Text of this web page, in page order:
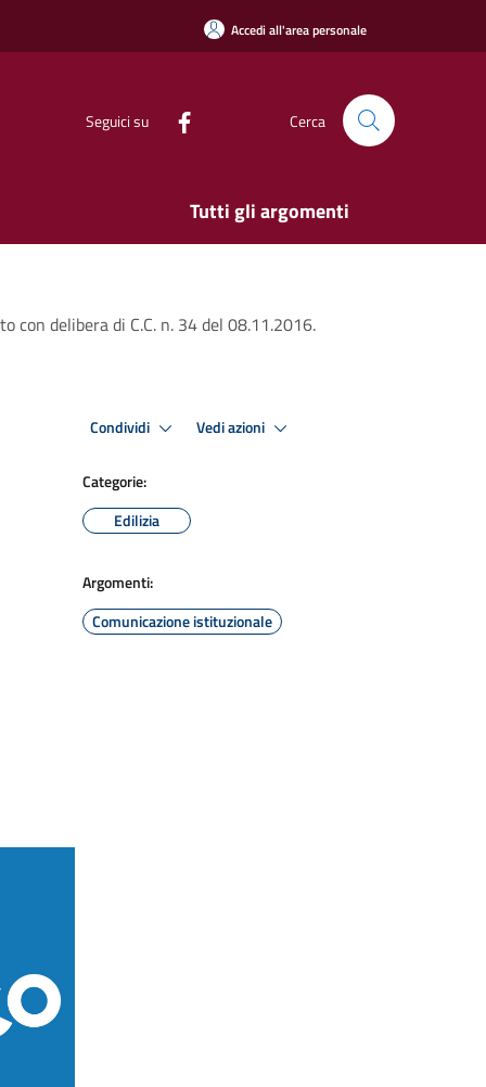
Accedi all'area personale
Seguici su Cerca
Tutti gli argomenti
con delibera di C.C. n. 34 del 08.11.2016.
Condividi Vedi azioni
Categorie:
Edilizia
Argomenti:
Comunicazione istituzionale